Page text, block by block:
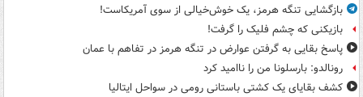
بازگشایی تنگه هرمز، یک خوش‌خیالی از سوی آمریکاست!
بازیکنی که چشم فلیک را گرفت!
پاسخ بقایی به گرفتن عوارض در تنگه هرمز در تفاهم با عمان
رونالدو: بارسلونا من را ناامید کرد
کشف بقایای یک کشتی باستانی رومی در سواحل ایتالیا